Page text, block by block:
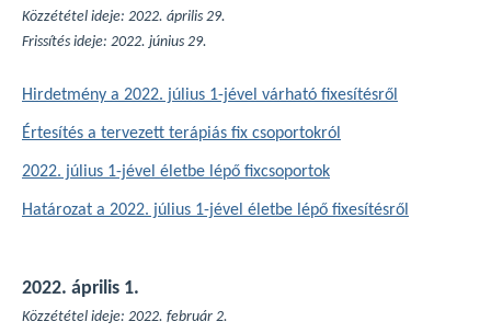
Közzététel ideje: 2022. április 29.
Frissítés ideje: 2022. június 29.
Hirdetmény a 2022. július 1-jével várható fixesítésről
Értesítés a tervezett terápiás fix csoportokról
2022. július 1-jével életbe lépő fixcsoportok
Határozat a 2022. július 1-jével életbe lépő fixesítésről
2022. április 1.
Közzététel ideje: 2022. február 2.